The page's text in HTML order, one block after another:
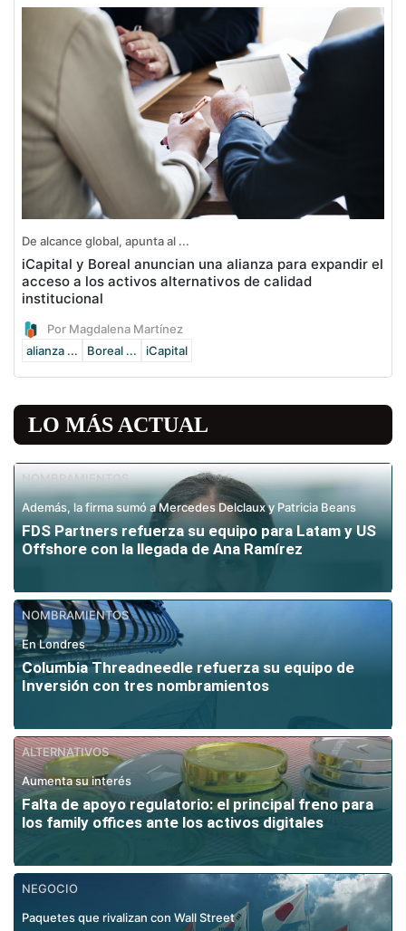
De alcance global, apunta al ...
iCapital y Boreal anuncian una alianza para expandir el
acceso a los activos alternativos de calidad
institucional
Por Magdalena Martínez
alianza ...
Boreal ... iCapital
LO MÁS ACTUAL
NOMBRAMIENTOS
Además, la firma sumó a Mercedes Delclaux y Patricia Beans
FDS Partners refuerza su equipo para Latam y US
Offshore con la llegada de Ana Ramírez
NOMBRAMIENTOS
En Londres
Columbia Threadneedle refuerza su equipo de
Inversión con tres nombramientos
ALTERNATIVOS
Aumenta su interés
Falta de apoyo regulatorio: el principal freno para
los family offices ante los activos digitales
NEGOCIO
Paquetes que rivalizan con Wall Street